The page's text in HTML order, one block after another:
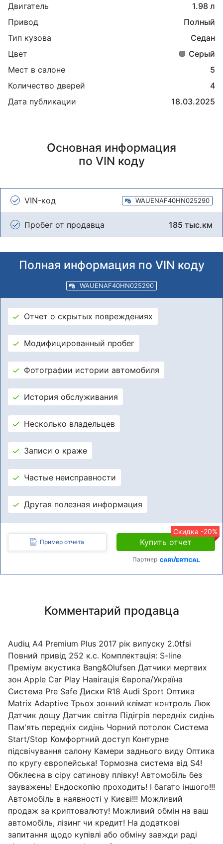
Двигатель
1.98 л
Привод
Полный
Тип кузова
Седан
Цвет
Серый
Мест в салоне
5
Количество дверей
4
Дата публикации
18.03.2025
Основная информация
по VIN коду
VIN-код WAUENAF40HN025290
Пробег от продавца 185 тыс.км
Полная информация по VIN коду
WAUENAF40HN025290
Отчет о скрытых повреждениях
Модифицированный пробег
Фотографии истории автомобиля
История обслуживания
Несколько владельцев
Записи о краже
Частые неисправности
Другая полезная информация
Пример отчета
Скидка -20%
Купить отчет
Партнер
Комментарий продавца
Audiц A4 Premium Plus 2017 рік випуску 2.0tfsi
Повний привід 252 к.с. Комплектація: S-line
Преміум акустика Bang&Olufsen Датчики мертвих
зон Apple Car Play Навігація Європа/Україна
Система Pre Safe Диски R18 Audi Sport Оптика
Matrix Adaptive Трьох зонний клімат контроль Люк
Датчик дощу Датчик світла Підігрів передніх сидінь
Пам'ять передніх сидінь Чорний потолок Система
Start/Stop Комфортний доступ Контурне
підсвічування салону Камери заднього виду Оптика
по кругу європейська! Тормозна система від S4!
Обклеєна в сіру сатинову плівку! Автомобіль без
зауважень! Ендоскопію проходить! І багато іншого!!!
Автомобіль в наявності у Києві!!! Можливий
продаж за криптовалюту! Можливий обмін на ваш
автомобіль, лізинг чи кредит! На додаткові
запитання щодо купівлі або обміну завжди раді